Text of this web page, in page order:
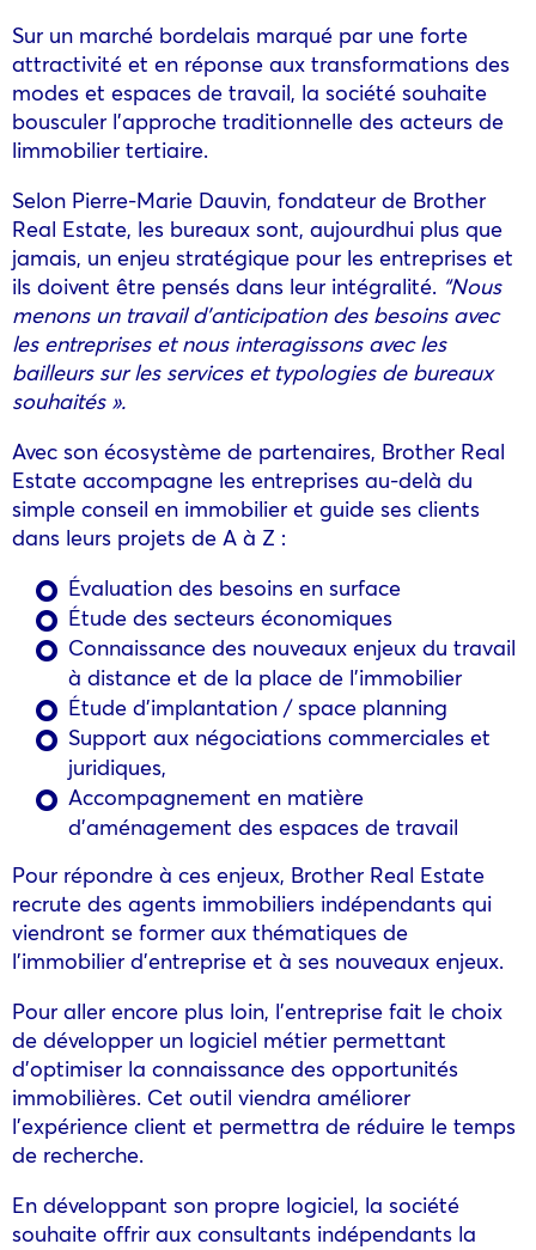
Sur un marché bordelais marqué par une forte
attractivité et en réponse aux transformations des
modes et espaces de travail, la société souhaite
bousculer l’approche traditionnelle des acteurs de
limmobilier tertiaire.
Selon Pierre-Marie Dauvin, fondateur de Brother
Real Estate, les bureaux sont, aujourdhui plus que
jamais, un enjeu stratégique pour les entreprises et
ils doivent être pensés dans leur intégralité. “Nous
menons un travail d’anticipation des besoins avec
les entreprises et nous interagissons avec les
bailleurs sur les services et typologies de bureaux
souhaités ».
Avec son écosystème de partenaires, Brother Real
Estate accompagne les entreprises au-delà du
simple conseil en immobilier et guide ses clients
dans leurs projets de A à Z :
Évaluation des besoins en surface
Étude des secteurs économiques
Connaissance des nouveaux enjeux du travail
à distance et de la place de l’immobilier
Étude d’implantation / space planning
Support aux négociations commerciales et
juridiques,
Accompagnement en matière
d’aménagement des espaces de travail
Pour répondre à ces enjeux, Brother Real Estate
recrute des agents immobiliers indépendants qui
viendront se former aux thématiques de
l’immobilier d’entreprise et à ses nouveaux enjeux.
Pour aller encore plus loin, l’entreprise fait le choix
de développer un logiciel métier permettant
d’optimiser la connaissance des opportunités
immobilières. Cet outil viendra améliorer
l’expérience client et permettra de réduire le temps
de recherche.
En développant son propre logiciel, la société
souhaite offrir aux consultants indépendants la